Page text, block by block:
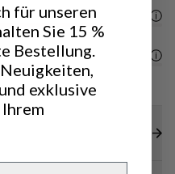
für unseren
Sie 15 %
Bestellung.
exklusive